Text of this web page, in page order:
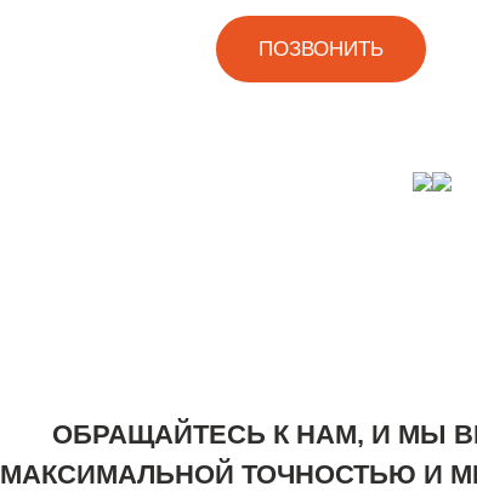
ПОЗВОНИТЬ
ОБРАЩАЙТЕСЬ К НАМ, И МЫ
МАКСИМАЛЬНОЙ ТОЧНОСТЬЮ И